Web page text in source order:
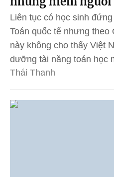
Liên tục có học sinh
Toán quốc tế nhưng theo
này không cho thấy Việt
dưỡng tài năng toán học
Thái Thanh